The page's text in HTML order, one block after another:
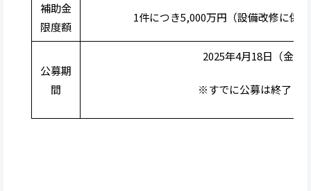
補助金
限度額
1件につき5,000万円（設備改修に係
公募期
間
2025年4月18日（金）
※すでに公募は終了（